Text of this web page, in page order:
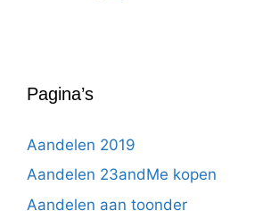
Pagina’s
Aandelen 2019
Aandelen 23andMe kopen
Aandelen aan toonder